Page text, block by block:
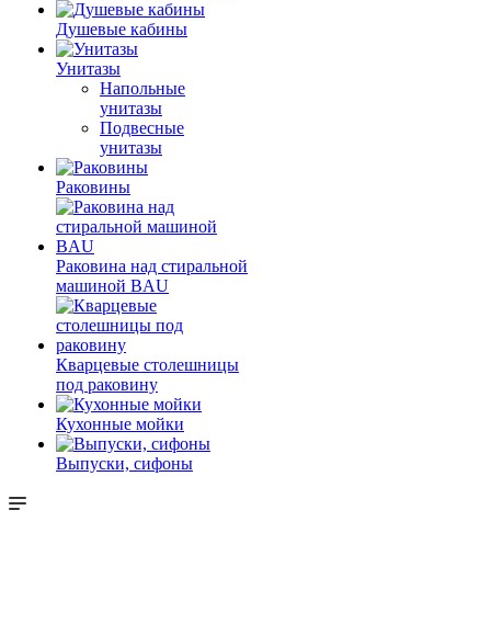
Душевые кабины
Унитазы
Напольные
унитазы
Подвесные
унитазы
Раковины
Раковина над стиральной
машиной BAU
Кварцевые столешницы
под раковину
Кухонные мойки
Выпуски, сифоны